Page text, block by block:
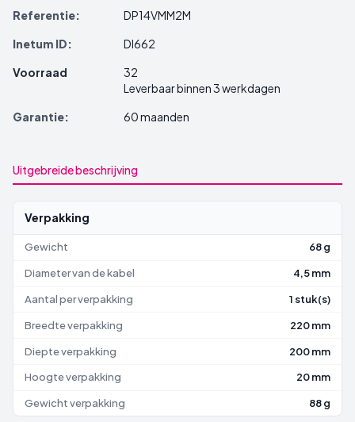
Referentie:
DP14VMM2M
Inetum ID:
DI662
Voorraad
32
Leverbaar binnen 3 werkdagen
Garantie:
60 maanden
Uitgebreide beschrijving
Verpakking
Gewicht 68 g
Diameter van de kabel 4,5 mm
Aantal per verpakking 1 stuk(s)
Breedte verpakking 220 mm
Diepte verpakking 200 mm
Hoogte verpakking 20 mm
Gewicht verpakking 88 g